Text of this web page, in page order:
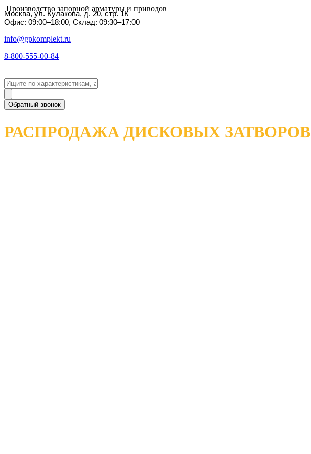
Производство запорной арматуры и приводов
Москва, ул. Кулакова, д. 20, стр. 1К
Офис: 09:00–18:00, Склад: 09:30–17:00
info@gpkomplekt.ru
8-800-555-00-84
Обратный звонок
РАСПРОДАЖА ДИСКОВЫХ ЗАТВОРОВ